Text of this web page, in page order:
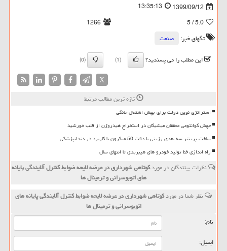
1399/09/12
13:35:13
5.0
/ 5
1266
تگهای خبر:
صنعت
این مطلب را می پسندید؟
(1)
(0)
X
تازه ترین مطالب مرتبط
استراتژی نوین دولت برای جهش اشتغال خانگی
جهش کوانتومی محققان میشیگان در استخراج هیدروژن از قلب خورشید
ساخت پرینتر سه بعدی رزینی با دقت 50 میکرون با کاربرد در دندانپزشکی
راه اندازی خط تولید خودرو های هیبریدی تا انتهای سال
نظرات بینندگان در موردكوتاهی شهرداری در عرضه لایحه ضوابط كنترل آلایندگی پایانه
های اتوبوسرانی و ترمینال ها
نظر شما در موردكوتاهی شهرداری در عرضه لایحه ضوابط كنترل آلایندگی پایانه های
اتوبوسرانی و ترمینال ها
نام:
ایمیل: